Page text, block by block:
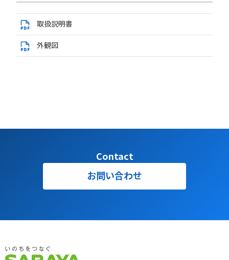
取扱説明書
外観図
Contact
お問い合わせ